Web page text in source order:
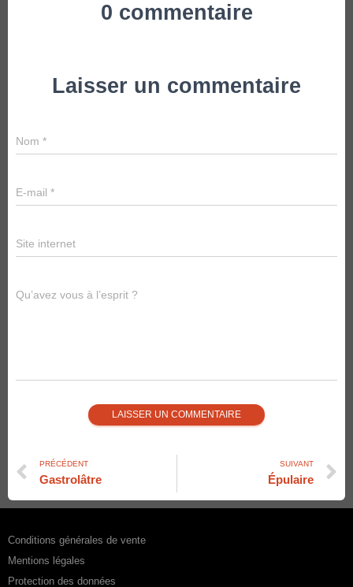
0 commentaire
Laisser un commentaire
Nom *
E-mail *
Site internet
Qu’avez vous à l’esprit ?
PRÉCÉDENT
Gastrolâtre
SUIVANT
Épulaire
Conditions générales de vente
Mentions légales
Protection des données